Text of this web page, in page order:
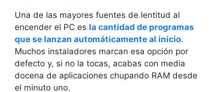
Una de las mayores fuentes de lentitud al
encender el PC es la cantidad de programas
que se lanzan automáticamente al inicio.
Muchos instaladores marcan esa opción por
defecto y, si no la tocas, acabas con media
docena de aplicaciones chupando RAM desde
el minuto uno.